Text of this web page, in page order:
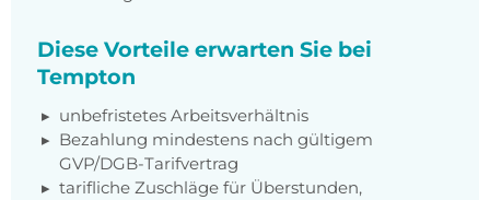
Diese Vorteile erwarten Sie bei
Tempton
unbefristetes Arbeitsverhältnis
Bezahlung mindestens nach gültigem
GVP/DGB-Tarifvertrag
tarifliche Zuschläge für Überstunden,